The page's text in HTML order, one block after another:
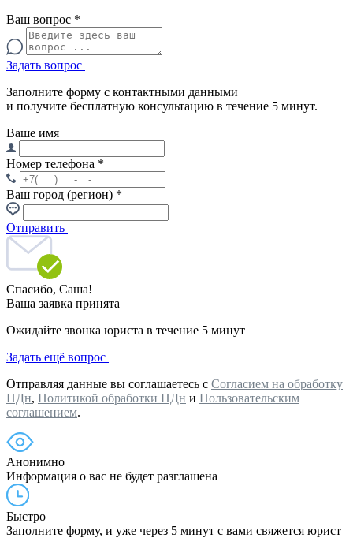
Ваш вопрос *
Задать вопрос
Заполните форму с контактными данными
и получите бесплатную консультацию в течение 5 минут.
Ваше имя
Номер телефона *
Ваш город (регион) *
Отправить
Спасибо, Саша!
Ваша заявка принята
Ожидайте звонка юриста в течение 5 минут
Задать ещё вопрос
Отправляя данные вы соглашаетесь с Согласием на обработку
ПДн, Политикой обработки ПДн и Пользовательским
соглашением.
Анонимно
Информация о вас не будет разглашена
Быстро
Заполните форму, и уже через 5 минут с вами свяжется юрист